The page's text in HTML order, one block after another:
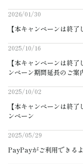
お客様の声
ご注文方法
お届けについて
お支払いについて
交換・返品
2026/01/30
【本キャンペーンは終
2025/10/16
【本キャンペーンは終
ンペーン期間延長のご案
2025/10/02
【本キャンペーンは終
ンペーン
2025/05/29
PayPayがご利用できる